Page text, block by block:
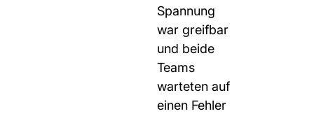
Spannung
war greifbar
und beide
Teams
warteten auf
einen Fehler